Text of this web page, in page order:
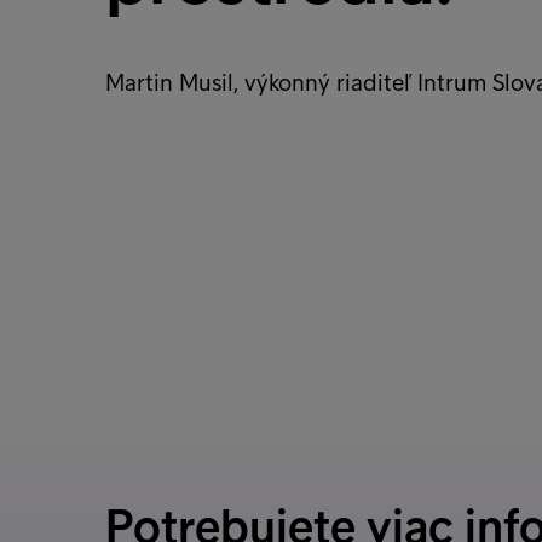
Martin Musil, výkonný riaditeľ Intrum
Potrebujete viac